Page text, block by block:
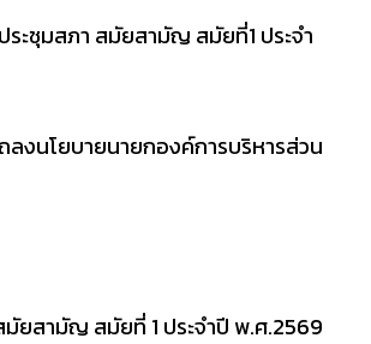
ระชุมสภา สมัยสามัญ สมัยที่1 ประจำ
ลงนโยบายนายกองค์การบริหารส่วน
มัยสามัญ สมัยที่ 1 ประจำปี พ.ศ.2569